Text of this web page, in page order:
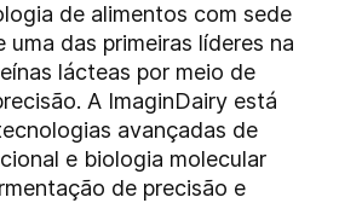
de alimentos com sede
uma das primeiras líderes na
lácteas por meio de
A ImaginDairy está
avançadas de
e biologia molecular
de precisão e